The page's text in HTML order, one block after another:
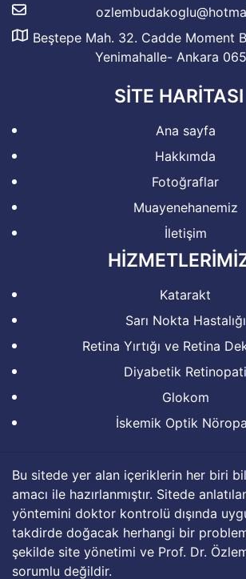
Beştepe Mah. 32. Cadde Moment
Yenimahalle- Ankara
SITE HARITASI
Ana sayfa
Hakkımda
Fotoğraflar
Muayenehanemiz
İletişim
Katarakt
Sarı Nokta Hastalığı
Retina Yırtığı ve Retina
Diyabetik Retinopati
Glokom
İskemik Optik
Bu sitede yer alan içeriklerin her biri
amacı ile hazırlanmıştır. Sitede
yöntemini doktor kontrolü dışında
takdirde doğacak herhangi bir
şekilde site yönetimi ve Prof. Dr.
sorumlu değildir.